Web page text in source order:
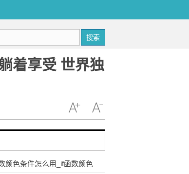
搜索
着享受 世界独
世界快讯:if函数颜色条件怎么用_if函数颜色条件